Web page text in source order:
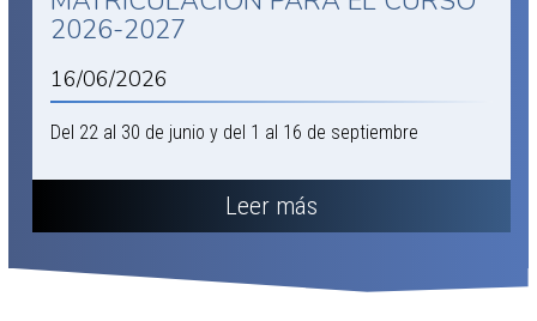
2026-2027
16/06/2026
Del 22 al 30 de junio y del 1 al 16 de septiembre
Leer más